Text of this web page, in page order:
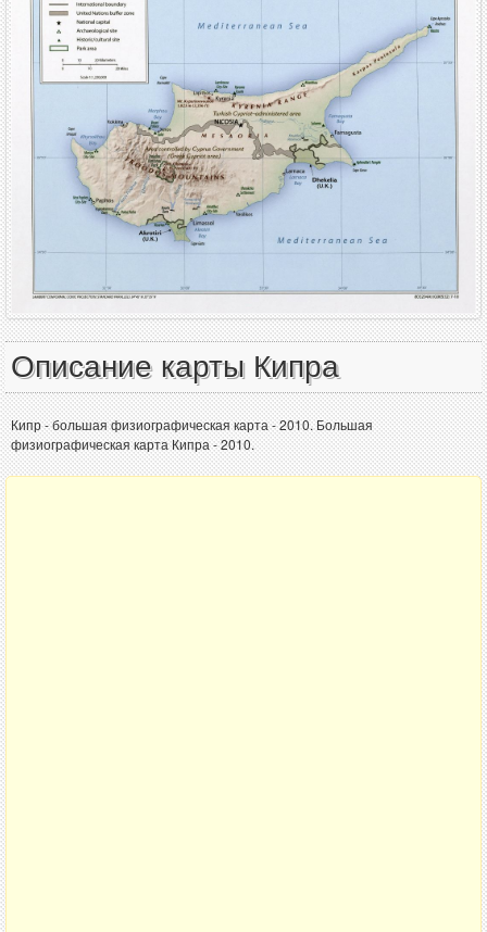
Описание карты Кипра
Кипр - большая физиографическая карта - 2010. Большая
физиографическая карта Кипра - 2010.